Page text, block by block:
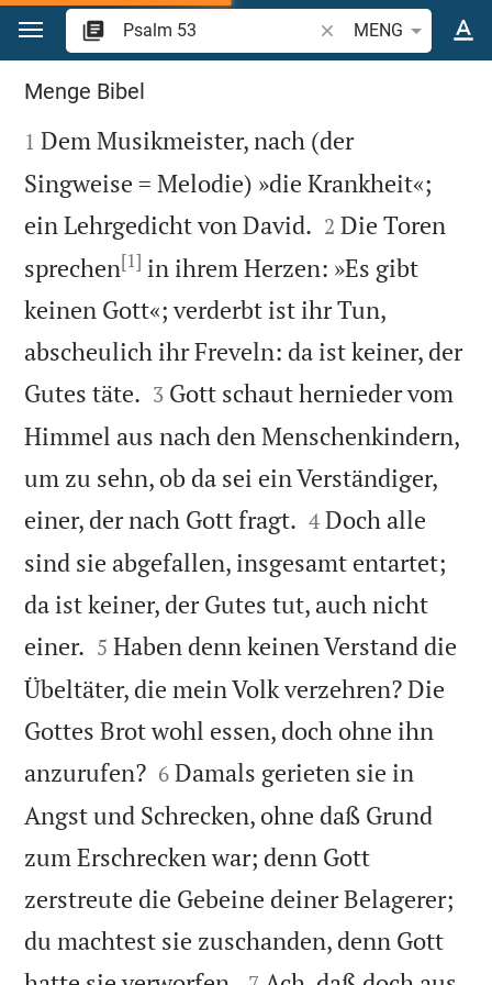
Zum Inhalt springen
Bibelstelle oder
MENG
Psalm 53
Menge Bibel

1 Dem Musikmeister, nach (der
Singweise = Melodie) »die Krankheit«;
ein Lehrgedicht von David. 

2 Die Toren
sprechen[1] in ihrem Herzen: »Es gibt
keinen Gott«; verderbt ist ihr Tun,
abscheulich ihr Freveln: da ist keiner, der
Gutes täte. 

3 Gott schaut hernieder vom
Himmel aus nach den Menschenkindern,
um zu sehn, ob da sei ein Verständiger,
einer, der nach Gott fragt. 

4 Doch alle
sind sie abgefallen, insgesamt entartet;
da ist keiner, der Gutes tut, auch nicht
einer. 

5 Haben denn keinen Verstand die
Übeltäter, die mein Volk verzehren? Die
Gottes Brot wohl essen, doch ohne ihn
anzurufen?
6 Damals gerieten sie in
Angst und Schrecken, ohne daß Grund
zum Erschrecken war; denn Gott
zerstreute die Gebeine deiner Belagerer;
du machtest sie zuschanden, denn Gott